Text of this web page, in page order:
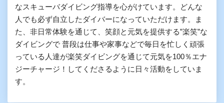
なスキューバダイビング指導を心がけています。どんな
人でも必ず自立したダイバーになっていただけます。ま
た、非日常体験を通じて、笑顔と元気を提供する”楽笑”な
ダイビングで 普段は仕事や家事などで毎日を忙しく頑張
っている人達が楽笑ダイビングを通じて元気を100％エナ
ジーチャージ！してくださるように日々活動をしていま
す。